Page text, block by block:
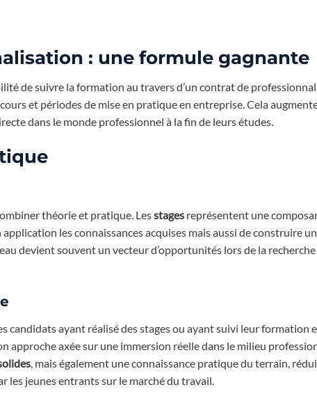
: une formule gagnante
de suivre la formation au travers d’un contrat de
et périodes de mise en pratique en entreprise. Cela
dans le monde professionnel à la fin de leurs études.
théorie et pratique. Lesstages représentent une
les connaissances acquises mais aussi de construire
devient souvent un vecteur d’opportunités lors de la
candidats ayant réalisé des stages ou ayant suivi leur formation
approche axée sur une immersion réelle dans le milieu
, mais également une connaissance pratique du terrain,
les jeunes entrants sur le marché du travail.